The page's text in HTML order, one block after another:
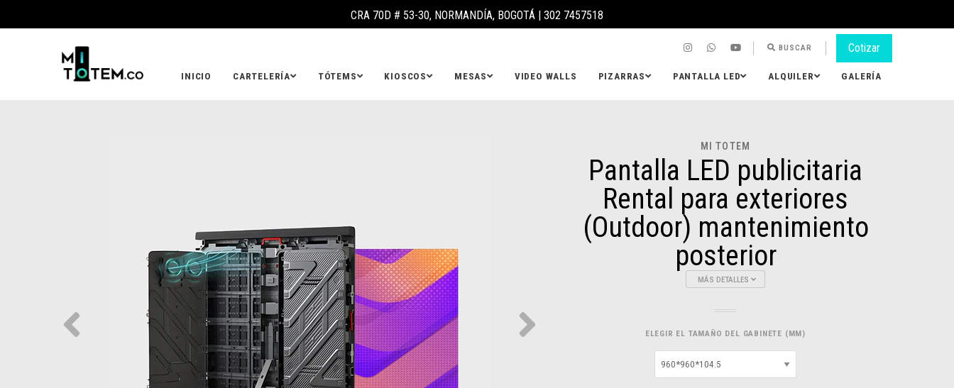
CRA 70D # 53-30, NORMANDÍA, BOGOTÁ | 302 7457518
BUSCAR Cotizar
INICIO CARTELERÍA TÓTEMS KIOSCOS MESAS VIDEO WALLS PIZARRAS PANTALLA LED ALQUILER GALERÍA
MI TOTEM
Pantalla LED publicitaria
Rental para exteriores
(Outdoor) mantenimiento
posterior
MÁS DETALLES
ELEGIR EL TAMAÑO DEL GABINETE (MM)